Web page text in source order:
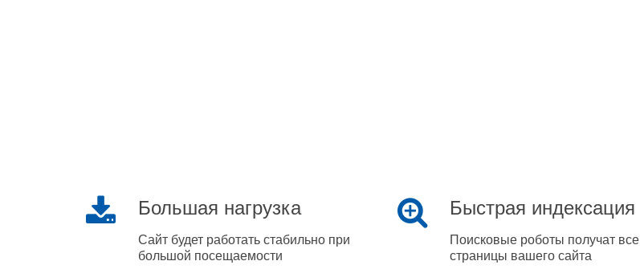
Большая нагрузка
Сайт будет работать стабильно при
большой посещаемости
Быстрая индексация
Поисковые роботы получат все
страницы вашего сайта